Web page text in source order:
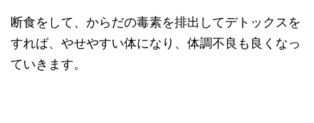
断食をして、からだの毒素を排出してデトックスを
すれば、やせやすい体になり、体調不良も良くなっ
ていきます。